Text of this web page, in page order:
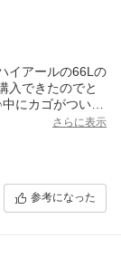
イアールの66Lの
入できたのでと
にカゴがついて
ました。さらに表示
参考になった